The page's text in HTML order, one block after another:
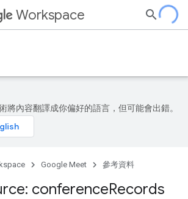
Workspace
將內容翻譯成你偏好的語言，但可能會出錯。
Google Meet 參考資料
conferenceRecords